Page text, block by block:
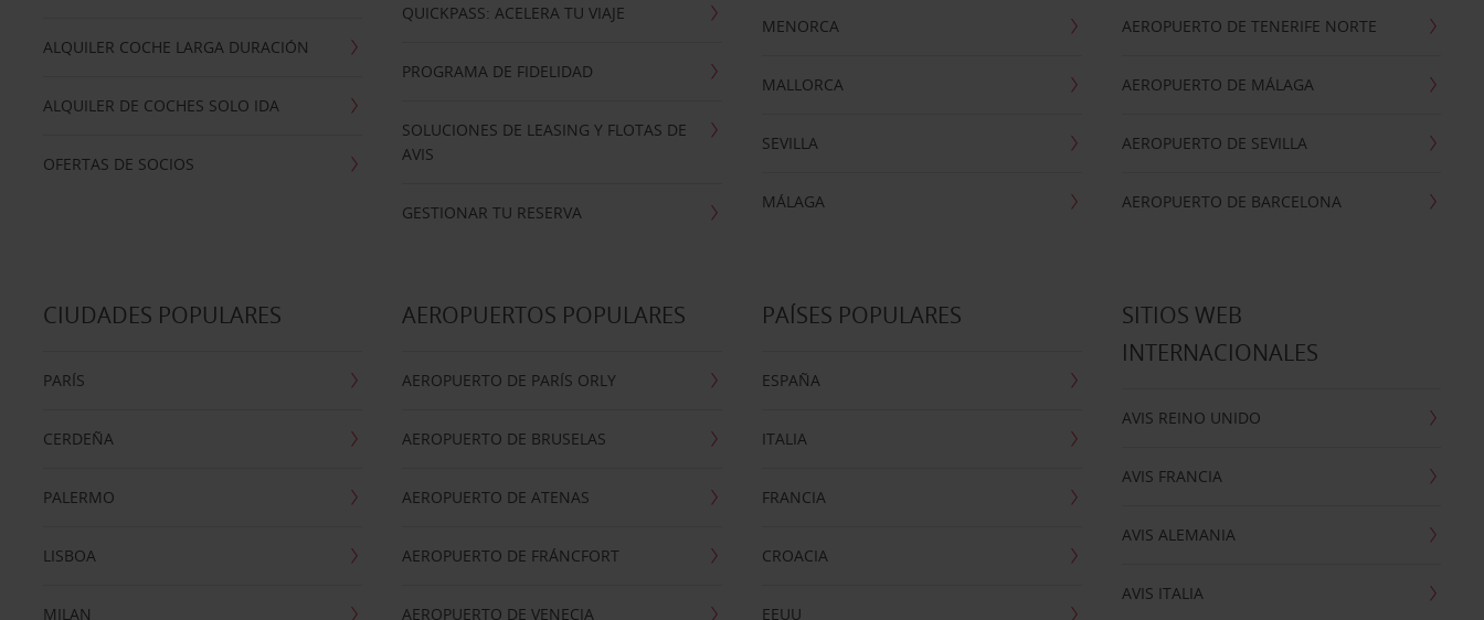
ALQUILER COCHE LARGA DURACIÓN
ALQUILER DE COCHES SOLO IDA
OFERTAS DE SOCIOS
QUICKPASS: ACELERA TU VIAJE
PROGRAMA DE FIDELIDAD
SOLUCIONES DE LEASING Y FLOTAS DE
AVIS
GESTIONAR TU RESERVA
MENORCA
MALLORCA
SEVILLA
MÁLAGA
AEROPUERTO DE TENERIFE NORTE
AEROPUERTO DE MÁLAGA
AEROPUERTO DE SEVILLA
AEROPUERTO DE BARCELONA
CIUDADES POPULARES
PARÍS
CERDEÑA
PALERMO
LISBOA
MILAN
AEROPUERTOS POPULARES
AEROPUERTO DE PARÍS ORLY
AEROPUERTO DE BRUSELAS
AEROPUERTO DE ATENAS
AEROPUERTO DE FRÁNCFORT
AEROPUERTO DE VENECIA
PAÍSES POPULARES
ESPAÑA
ITALIA
FRANCIA
CROACIA
EEUU
SITIOS WEB
INTERNACIONALES
AVIS REINO UNIDO
AVIS FRANCIA
AVIS ALEMANIA
AVIS ITALIA